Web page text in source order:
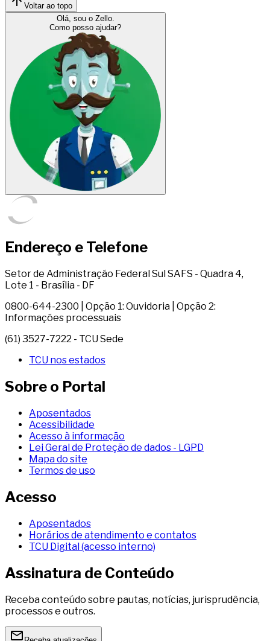
Voltar ao topo
Olá, sou o Zello.
Como posso ajudar?
Endereço e Telefone
Setor de Administração Federal Sul SAFS - Quadra 4,
Lote 1 - Brasília - DF
0800-644-2300 | Opção 1: Ouvidoria | Opção 2:
Informações processuais
(61) 3527-7222 - TCU Sede
TCU nos estados
Sobre o Portal
Aposentados
Acessibilidade
Acesso à informação
Lei Geral de Proteção de dados - LGPD
Mapa do site
Termos de uso
Acesso
Aposentados
Horários de atendimento e contatos
TCU Digital (acesso interno)
Assinatura de Conteúdo
Receba conteúdo sobre pautas, notícias, jurisprudência,
processos e outros.